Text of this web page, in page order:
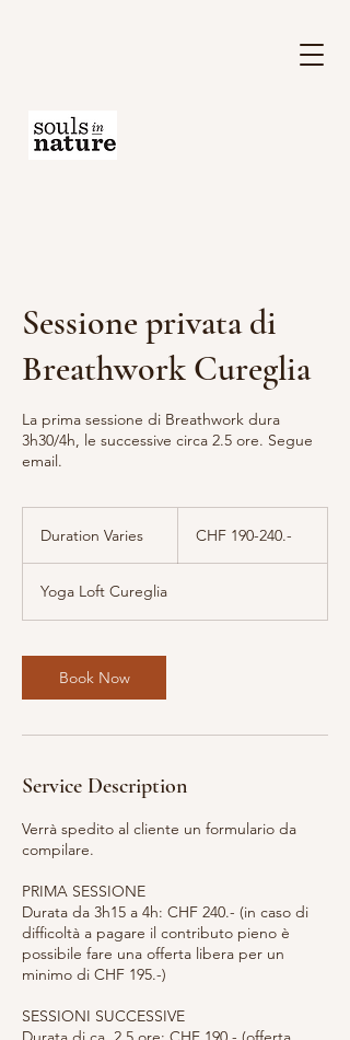
Sessione privata di
Breathwork Cureglia
La prima sessione di Breathwork dura
3h30/4h, le successive circa 2.5 ore. Segue
email.
Duration Varies
a
t
o
V
e
240.-CHF 190-240.-
Yoga Loft Cureglia
Book Now
Service Description
Verrà spedito al cliente un formulario da
compilare.
PRIMA SESSIONE
Durata da 3h15 a 4h: CHF 240.- (in caso di
difficoltà a pagare il contributo pieno è
possibile fare una offerta libera per un
minimo di CHF 195.-)
SESSIONI SUCCESSIVE